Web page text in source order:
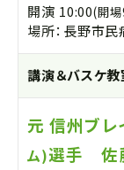
開演 10:00(開
場所：長野市民
講演＆バスケ教
元 信州ブレ
ム)選手 佐